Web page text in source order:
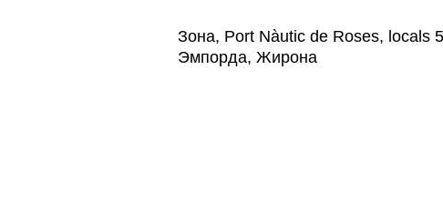
Зона, Port Nàutic de Roses, locals
Эмпорда, Жирона